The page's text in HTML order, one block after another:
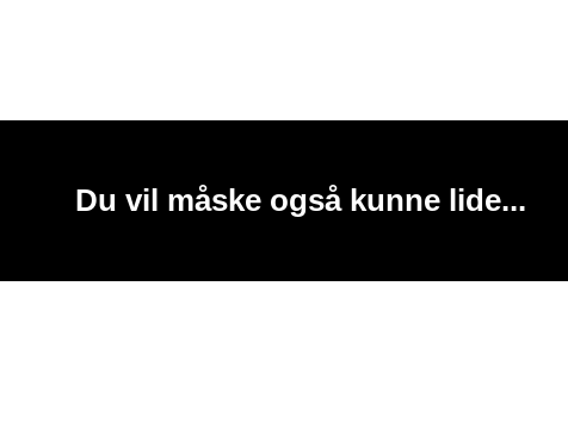
Du vil måske også kunne lide...